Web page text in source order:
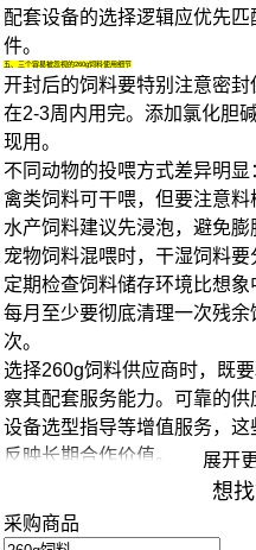
配套设备的选择逻辑应优先
件。
五、三个容易被忽视的260g饲料使用细节
开封后的饲料要特别注意密
在2-3周内用完。添加氯化胆
现用。
不同动物的投喂方式差异明显
禽类饲料可干喂，但要注意料
水产饲料建议先浸泡，避免
宠物饲料混喂时，干湿饲料要
定期检查饲料储存环境比想象
每月至少要彻底清理一次残
次。
选择260g饲料供应商时，既
察其配套服务能力。可靠的
设备选型指导等增值服务，
反映长期合作价值。
展开
想找
采购商品